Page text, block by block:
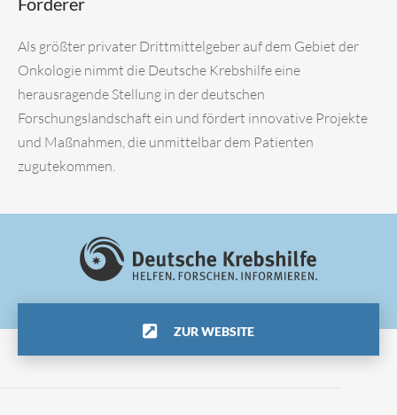
Als größter privater Drittmittelgeber auf dem Gebiet der
Onkologie nimmt die Deutsche Krebshilfe eine
herausragende Stellung in der deutschen
Forschungslandschaft ein und fördert innovative Projekte
und Maßnahmen, die unmittelbar dem Patienten
zugutekommen.
ZUR WEBSITE